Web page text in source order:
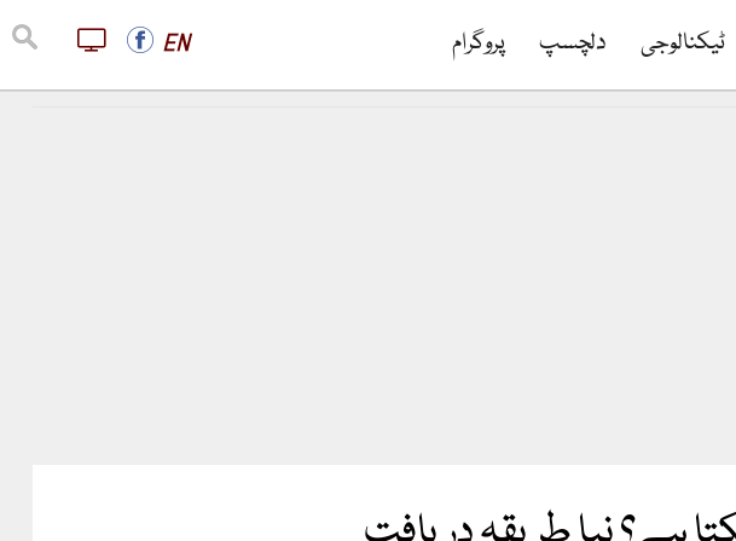
ٹیکنالوجی دلچسپ پروگرام EN